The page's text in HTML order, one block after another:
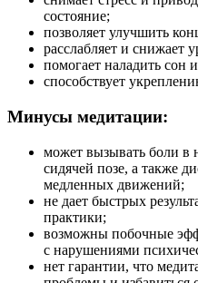
состояние;
позволяет улучшить
расслабляет и снижает
помогает наладить сон
способствует
Минусы медитации:
может вызывать боли в
сидячей позе, а также
медленных движений;
не дает быстрых
практики;
возможны побочные
с нарушениями
нет гарантии, что